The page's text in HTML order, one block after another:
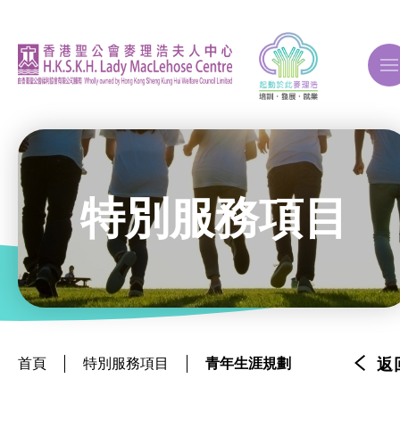
關於我們
ERB再培訓課程
自費課程
特別服務項目
首頁 特別服務項目 青年生涯規劃 返